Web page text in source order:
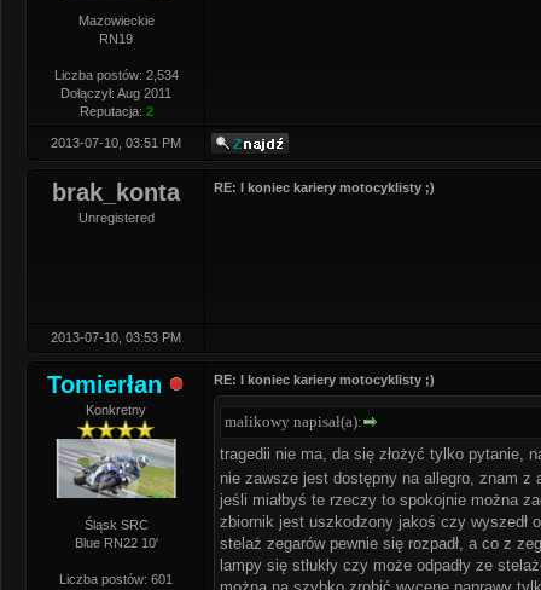
Mazowieckie
RN19
Liczba postów: 2,534
Dołączył: Aug 2011
Reputacja: 2
2013-07-10, 03:51 PM
brak_konta
Unregistered
RE: I koniec kariery motocyklisty ;)
2013-07-10, 03:53 PM
Tomierłan
Konkretny
Śląsk SRC
Blue RN22 10'
Liczba postów: 601
RE: I koniec kariery motocyklisty ;)
malikowy napisał(a):
tragedii nie ma, da się złożyć tylko pytanie,
nie zawsze jest dostępny na allegro, znam
jeśli miałbyś te rzeczy to spokojnie można
zbiornik jest uszkodzony jakoś czy wyszedł
stelaż zegarów pewnie się rozpadł, a co z
lampy się stłukły czy może odpadły ze